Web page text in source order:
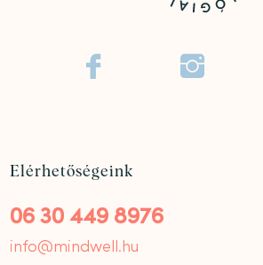
 
Elérhetőségeink
06 30 449 8976
info@mindwell.hu